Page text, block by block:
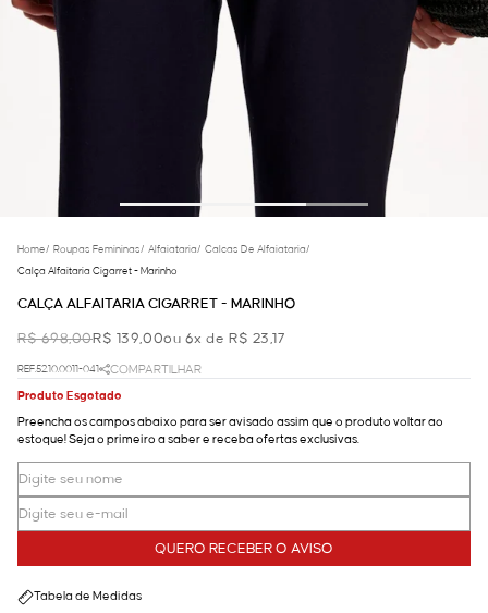
Home/ Roupas Femininas/ Alfaiataria/ Calcas De Alfaiataria/
Calça Alfaitaria Cigarret - Marinho
CALÇA ALFAITARIA CIGARRET - MARINHO
R$ 698,00R$ 139,00ou 6x de R$ 23,17
REF.52.10.0011-041
COMPARTILHAR
Produto Esgotado
Preencha os campos abaixo para ser avisado assim que o produto voltar ao
estoque! Seja o primeiro a saber e receba ofertas exclusivas.
QUERO RECEBER O AVISO
Tabela de Medidas